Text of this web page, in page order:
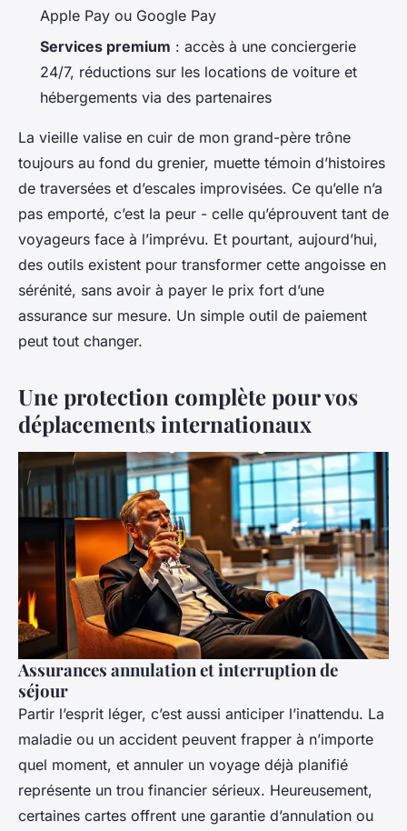
Apple Pay ou Google Pay
Services premium : accès à une conciergerie
24/7, réductions sur les locations de voiture et
hébergements via des partenaires
La vieille valise en cuir de mon grand-père trône
toujours au fond du grenier, muette témoin d’histoires
de traversées et d’escales improvisées. Ce qu’elle n’a
pas emporté, c’est la peur - celle qu’éprouvent tant de
voyageurs face à l’imprévu. Et pourtant, aujourd’hui,
des outils existent pour transformer cette angoisse en
sérénité, sans avoir à payer le prix fort d’une
assurance sur mesure. Un simple outil de paiement
peut tout changer.
Une protection complète pour vos
déplacements internationaux
Assurances annulation et interruption de
séjour
Partir l’esprit léger, c’est aussi anticiper l’inattendu. La
maladie ou un accident peuvent frapper à n’importe
quel moment, et annuler un voyage déjà planifié
représente un trou financier sérieux. Heureusement,
certaines cartes offrent une garantie d’annulation ou